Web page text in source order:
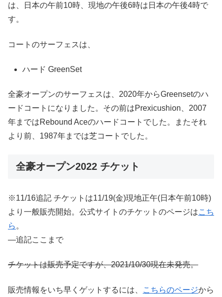
は、日本の午前10時、現地の午後6時は日本の午後4時で
す。
コートのサーフェスは、
ハード GreenSet
全豪オープンのサーフェスは、2020年からGreensetのハ
ードコートになりました。その前はPrexicushion、2007
年まではRebound Aceのハードコートでした。またそれ
より前、1987年までは芝コートでした。
全豪オープン2022 チケット
※11/16追記 チケットは11/19(金)現地正午(日本午前10時)
より一般販売開始。公式サイトのチケットのページはこち
ら 。
—追記ここまで
チケットは販売予定ですが、2021/10/30現在未発売。
販売情報をいち早くゲットするには、 こちらのページから